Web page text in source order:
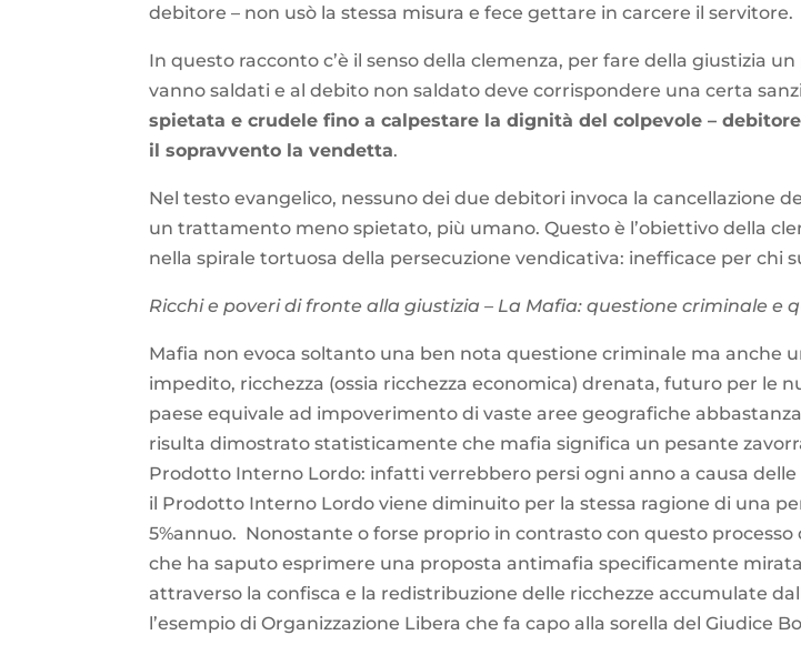
debitore – non usò la stessa misura e fece gettare in carcere il servitore.
In questo racconto c’è il senso della clemenza, per fare della giustizia
vanno saldati e al debito non saldato deve corrispondere una certa
spietata e crudele fino a calpestare la dignità del colpevole –
il sopravvento la vendetta.
Nel testo evangelico, nessuno dei due debitori invoca la cancellazione
un trattamento meno spietato, più umano. Questo è l’obiettivo della
nella spirale tortuosa della persecuzione vendicativa: inefficace per chi
Ricchi e poveri di fronte alla giustizia – La Mafia: questione criminale e
Mafia non evoca soltanto una ben nota questione criminale ma anche
impedito, ricchezza (ossia ricchezza economica) drenata, futuro per le
paese equivale ad impoverimento di vaste aree geografiche
risulta dimostrato statisticamente che mafia significa un pesante
Prodotto Interno Lordo: infatti verrebbero persi ogni anno a causa
il Prodotto Interno Lordo viene diminuito per la stessa ragione di una
5%annuo. Nonostante o forse proprio in contrasto con questo
che ha saputo esprimere una proposta antimafia specificamente
attraverso la confisca e la redistribuzione delle ricchezze accumulate
l’esempio di Organizzazione Libera che fa capo alla sorella del Giudice